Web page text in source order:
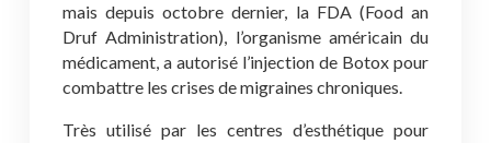
mais depuis octobre dernier, la FDA (Food an
Druf Administration), l’organisme américain du
médicament, a autorisé l’injection de Botox pour
combattre les crises de migraines chroniques.
Très utilisé par les centres d’esthétique pour